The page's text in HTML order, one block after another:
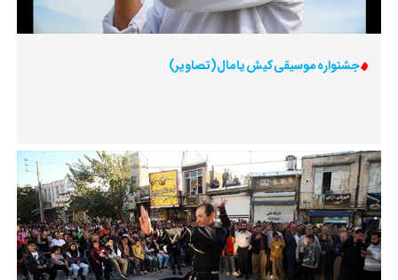
جشنواره‌ موسیقی کیش یامال (تصاویر)